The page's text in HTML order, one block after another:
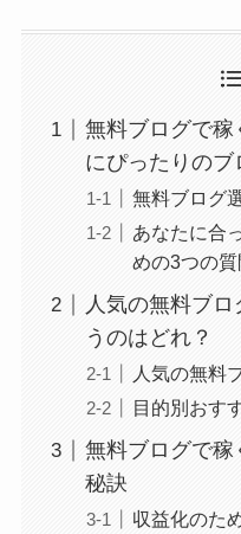
無料ブログで稼
にぴったりのブ
無料ブログ
あなたに合
めの3つの質
人気の無料ブ
うのはどれ？
人気の無料
目的別おす
無料ブログで
秘訣
収益化のた